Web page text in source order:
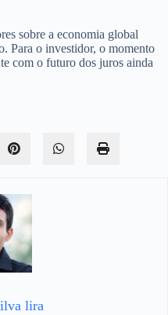
sobre a economia global
Para o investidor, o momento
com o futuro dos juros ainda
lira